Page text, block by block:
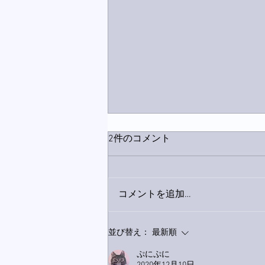
家レコーディング無事終了。
2件のコメント
コメントを追加…
並び替え： 最新順
ぷにぷに